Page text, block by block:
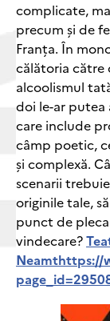
complicate,
precum și de
Franța. În
călătoria către
alcoolismul
doi le-ar putea
care include
câmp poetic,
și complexă.
scenarii
originile tale,
punct de
vindecare?
Neamthttps://